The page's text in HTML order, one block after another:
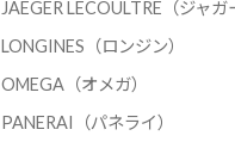
JAEGER LECOULTRE（ジャガ
LONGINES（ロンジン）
OMEGA（オメガ）
PANERAI（パネライ）